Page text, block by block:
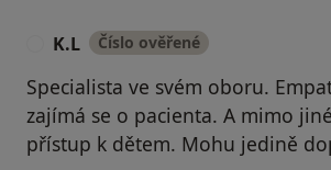
K.L Číslo ověřené
Specialista ve svém oboru.
zajímá se o pacienta. A mimo
přístup k dětem. Mohu jedině